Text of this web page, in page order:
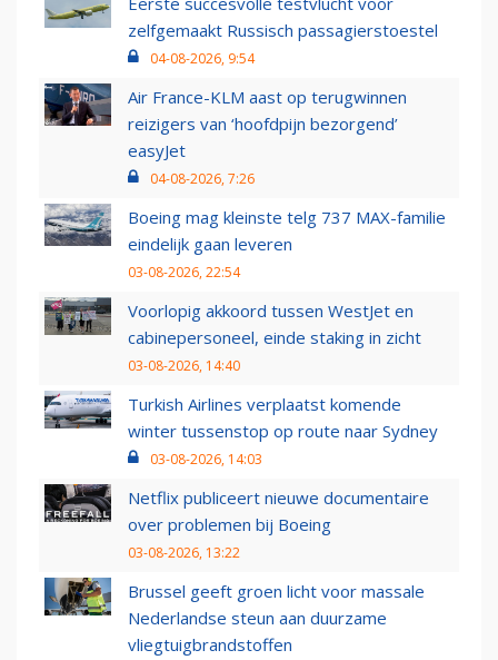
zelfgemaakt Russisch passagierstoestel
04-08-2026, 9:54
Air France-KLM aast op terugwinnen
reizigers van ‘hoofdpijn bezorgend’
easyJet
04-08-2026, 7:26
Boeing mag kleinste telg 737 MAX-familie
eindelijk gaan leveren
03-08-2026, 22:54
Voorlopig akkoord tussen WestJet en
cabinepersoneel, einde staking in zicht
03-08-2026, 14:40
Turkish Airlines verplaatst komende
winter tussenstop op route naar Sydney
03-08-2026, 14:03
Netflix publiceert nieuwe documentaire
over problemen bij Boeing
03-08-2026, 13:22
Brussel geeft groen licht voor massale
Nederlandse steun aan duurzame
vliegtuigbrandstoffen